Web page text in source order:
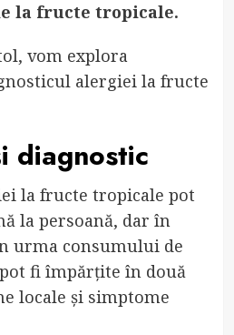
la fructe tropicale.
vom explora
alergiei la fructe
diagnostic
la fructe tropicale pot
la persoană, dar în
urma consumului de
fi împărțite în două
locale și simptome